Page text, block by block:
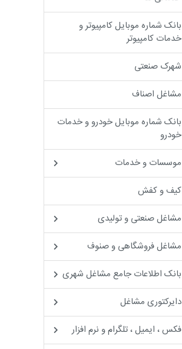
بانک شماره موبایل کامپیوتر و
خدمات کامپیوتر
شهرک صنعتی
مشاغل اصناف
بانک شماره موبایل خودرو و خدمات
خودرو
موسسات و خدمات
کیف و کفش
مشاغل صنعتی و تولیدی
مشاغل فروشگاهی و صنوف
بانک اطلاعات جامع مشاغل شهری
دایرکتوری مشاغل
فکس ، ایمیل ، تلگرام و نرم افزار